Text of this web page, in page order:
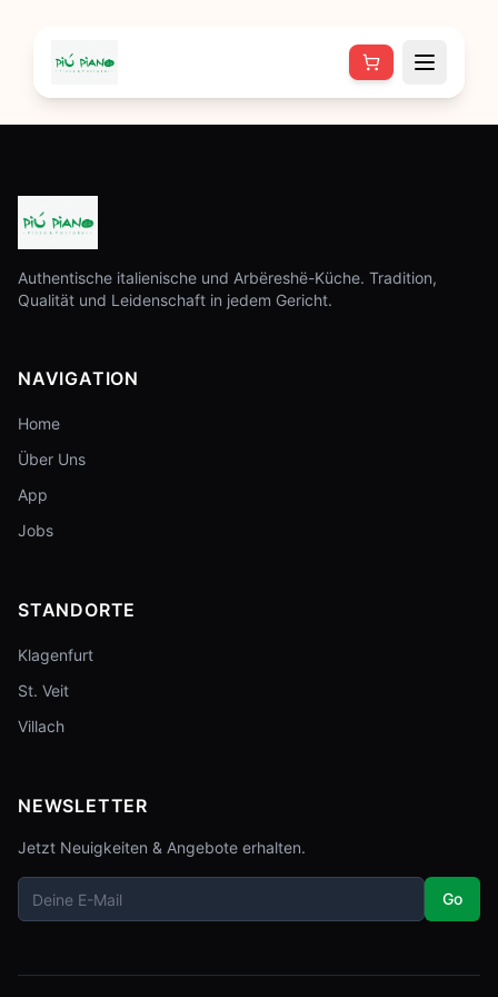
Authentische italienische und Arbëreshë-Küche. Tradition,
Qualität und Leidenschaft in jedem Gericht.
NAVIGATION
Home
Über Uns
App
Jobs
STANDORTE
Klagenfurt
St. Veit
Villach
NEWSLETTER
Jetzt Neuigkeiten & Angebote erhalten.
Go